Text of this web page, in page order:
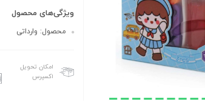
ویژگی‌های محصول
محصول: وارداتی
امکان تحویل
اکسپرس